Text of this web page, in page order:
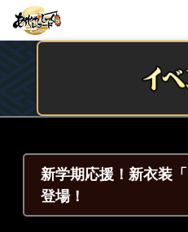
新学期応援！新衣装
登場！